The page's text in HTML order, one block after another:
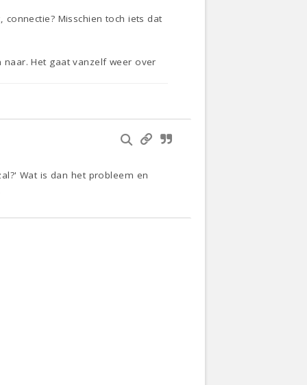
Misschien toch iets dat
Het gaat vanzelf weer over
Wat is dan het probleem en